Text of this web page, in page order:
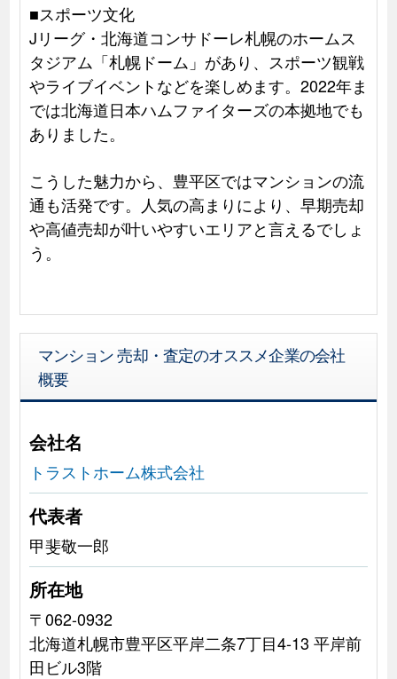
■スポーツ文化
Jリーグ・北海道コンサドーレ札幌のホームス
タジアム「札幌ドーム」があり、スポーツ観戦
やライブイベントなどを楽しめます。2022年ま
では北海道日本ハムファイターズの本拠地でも
ありました。
こうした魅力から、豊平区ではマンションの流
通も活発です。人気の高まりにより、早期売却
や高値売却が叶いやすいエリアと言えるでしょ
う。
マンション 売却・査定のオススメ企業の会社
概要
会社名
トラストホーム株式会社
代表者
甲斐敬一郎
所在地
〒062-0932
北海道札幌市豊平区平岸二条7丁目4-13 平岸前
田ビル3階